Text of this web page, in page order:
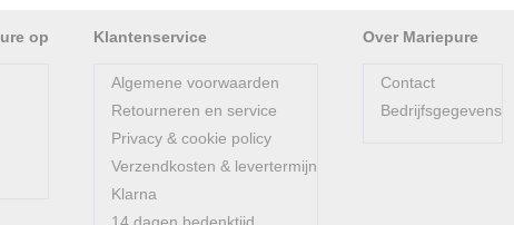
op Klantenservice
Algemene voorwaarden
Retourneren en service
Privacy & cookie policy
Verzendkosten & levertermijn
Klarna
Over Mariepure
Contact
Bedrijfsgegevens